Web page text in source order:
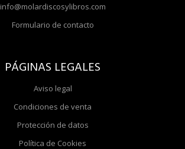
info@molardiscosylibros.com
Formulario de contacto
PÁGINAS LEGALES
Aviso legal
Condiciones de venta
Protección de datos
Política de Cookies